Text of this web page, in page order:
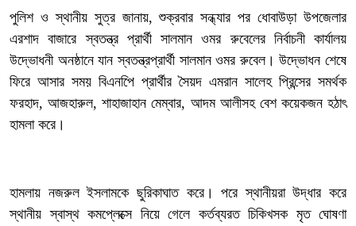
‎পুলিশ ও স্থানীয় সুত্র জানায়, শুক্রবার সন্ধ্যার পর ধোবাউড়া উপজেলার
এরশাদ বাজারে স্বতন্ত্র প্রার্থী সালমান ওমর রুবেলের নির্বাচনী কার্যালয়
উদ্ভোধনী অনষ্ঠানে যান স্বতন্ত্রপ্রার্থী সালমান ওমর রুবেল। উদ্ভোধন শেষে
ফিরে আসার সময় বিএনপিে প্রার্থীর সৈয়দ এমরান সালেহ প্রিন্সের সমর্থক
ফরহাদ, আজহারুল, শাহাজাহান মেম্বার, আদম আলীসহ বেশ কয়েকজন হঠাৎ
হামলা করে।
‎হামলায় নজরুল ইসলামকে ছুরিকাঘাত করে। পরে স্থানীয়রা উদ্ধার করে
স্থানীয় স্বাস্থ কমপ্লেক্সে নিয়ে গেলে কর্তব্যরত চিকিখসক মৃত ঘোষণা